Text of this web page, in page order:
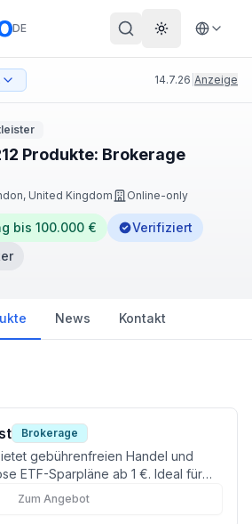
DE Theme
14.7.26 Anzeige
Produkte: Brokerage
United Kingdom Online-only
bis 100.000 €
Verifiziert
News Kontakt
Brokerage
gebührenfreien Handel und
ETF-Sparpläne ab 1 €. Ideal für
und Vieltrader.
Zum Angebot